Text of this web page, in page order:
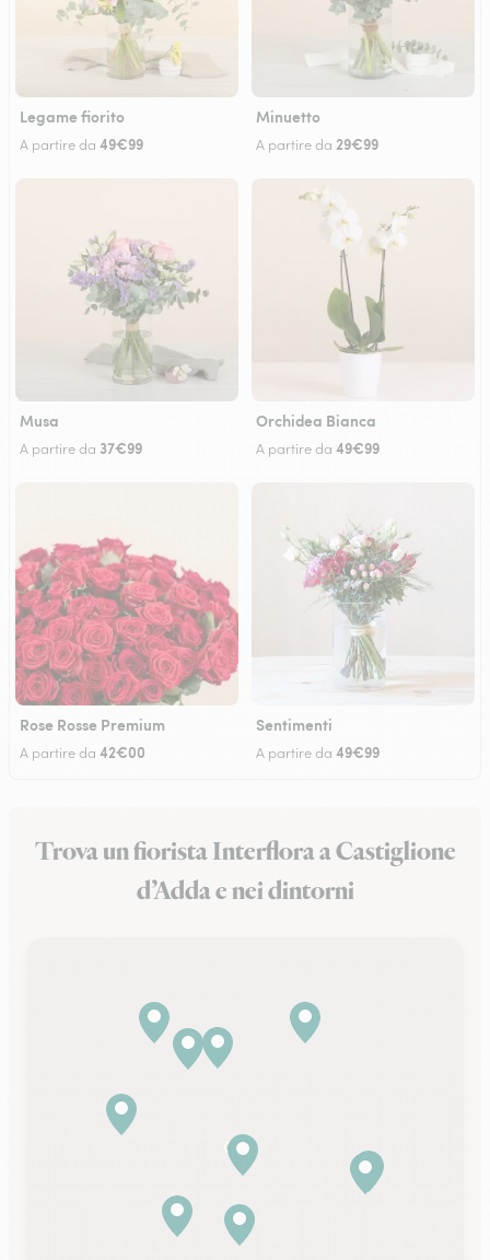
Legame fiorito
A partire da 49€99
Minuetto
A partire da 29€99
Musa
A partire da 37€99
Orchidea Bianca
A partire da 49€99
Rose Rosse Premium
A partire da 42€00
Sentimenti
A partire da 49€99
Trova un fiorista Interflora a Castiglione
d’Adda e nei dintorni